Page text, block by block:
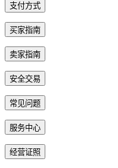
支付方式
买家指南
卖家指南
安全交易
常见问题
服务中心
经营证照